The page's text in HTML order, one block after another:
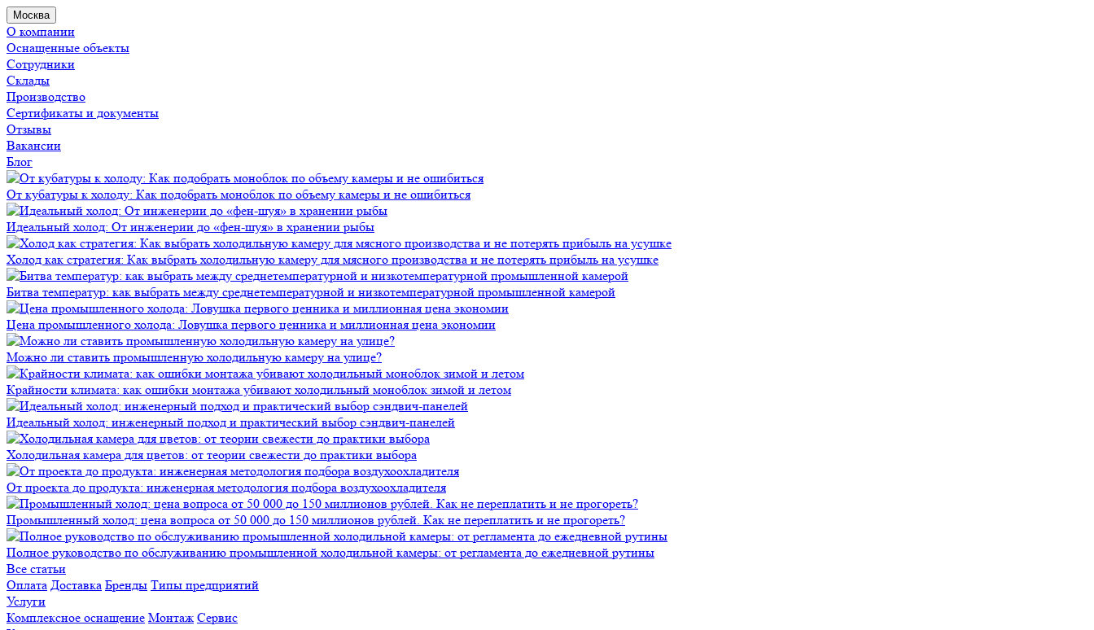
Москва
О компании
Оснащенные объекты
Сотрудники
Склады
Производство
Сертификаты и документы
Отзывы
Вакансии
Блог
От кубатуры к холоду: Как подобрать моноблок по объему камеры и не ошибиться
Идеальный холод: От инженерии до «фен-шуя» в хранении рыбы
Холод как стратегия: Как выбрать холодильную камеру для мясного производства и не потерять прибыль на усушке
Битва температур: как выбрать между среднетемпературной и низкотемпературной промышленной камерой
Цена промышленного холода: Ловушка первого ценника и миллионная цена экономии
Можно ли ставить промышленную холодильную камеру на улице?
Крайности климата: как ошибки монтажа убивают холодильный моноблок зимой и летом
Идеальный холод: инженерный подход и практический выбор сэндвич-панелей
Холодильная камера для цветов: от теории свежести до практики выбора
От проекта до продукта: инженерная методология подбора воздухоохладителя
Промышленный холод: цена вопроса от 50 000 до 150 миллионов рублей. Как не переплатить и не прогореть?
Полное руководство по обслуживанию промышленной холодильной камеры: от регламента до ежедневной рутины
Все статьи
Оплата Доставка Бренды Типы предприятий
Услуги
Комплексное оснащение Монтаж Сервис